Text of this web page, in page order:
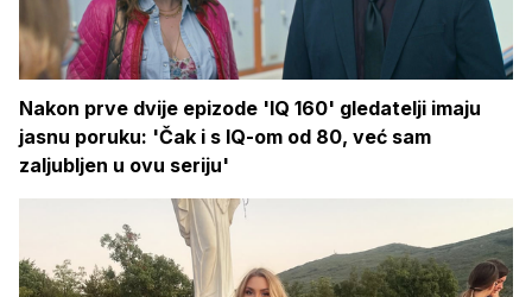
Nakon prve dvije epizode 'IQ 160' gledatelji imaju
jasnu poruku: 'Čak i s IQ-om od 80, već sam
zaljubljen u ovu seriju'